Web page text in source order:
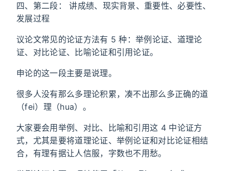
四、第二段： 讲成绩、现实背景、重要性、必要性、
发展过程
议论文常见的论证方法有 5 种：举例论证、道理论
证、对比论证、比喻论证和引用论证。
申论的这一段主要是说理。
很多人没有那么多理论积累，凑不出那么多正确的道
（fei）理（hua）。
大家要会用举例、对比、比喻和引用这 4 中论证方
式，尤其是要将道理论证、举例论证和对比论证相结
合，有理有据让人信服，字数也不用愁。